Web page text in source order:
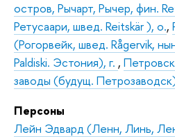
остров, Рычарт, Рычер, фин.
Ретусаари, швед. Reitskär ), о.,
(Рогорвейк, швед. Rågervik,
Paldiski. Эстония), г. ,
заводы (будущ.
Персоны
Лейн Эдвард (Ленн, Линь,